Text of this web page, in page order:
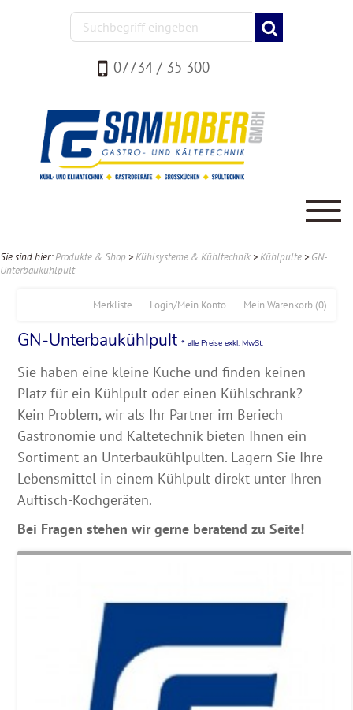
07734 / 35 300
Sie sind hier:Produkte & Shop >Kühlsysteme & Kühltechnik >Kühlpulte > GN-
Unterbaukühlpult
Mein Warenkorb (0)
Login/Mein Konto
Merkliste
GN-Unterbaukühlpult * alle Preise exkl. MwSt.
Sie haben eine kleine Küche und finden keinen
Platz für ein Kühlpult oder einen Kühlschrank? –
Kein Problem, wir als Ihr Partner im Beriech
Gastronomie und Kältetechnik bieten Ihnen ein
Sortiment an Unterbaukühlpulten. Lagern Sie Ihre
Lebensmittel in einem Kühlpult direkt unter Ihren
Auftisch-Kochgeräten.
Bei Fragen stehen wir gerne beratend zu Seite!